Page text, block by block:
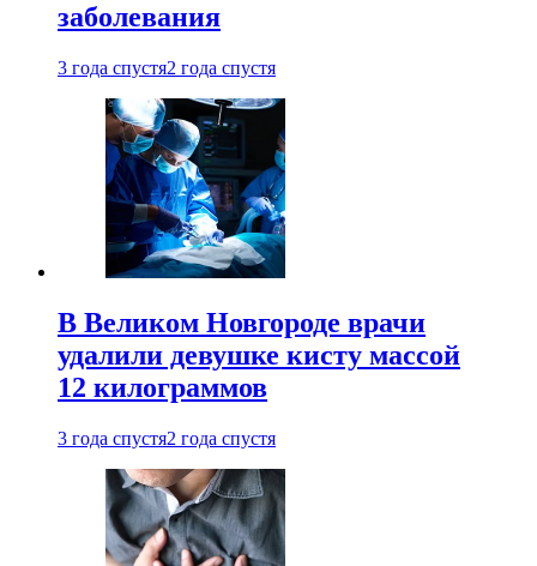
заболевания
3 года спустя2 года спустя
В Великом Новгороде врачи
удалили девушке кисту массой
12 килограммов
3 года спустя2 года спустя